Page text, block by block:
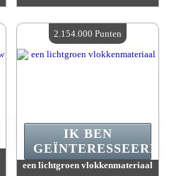
Beschikbare hoeveelheid :4
een lichtgroen vlokkenmateriaal
IK BEN
GEÏNTERESSEERD.
2.154.000 Punten